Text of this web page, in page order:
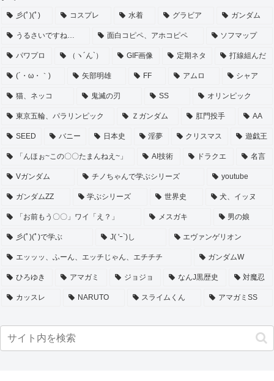
彡(ﾟ)(ﾟ) コスプレ 水着 グラビア ガンダム
うるさいですね… 面白コピペ、アホコピペ ソフマップ
パワプロ （ヽ´ん`） GIF画像 定期ネタ 打線組んだ
(´・ω・｀) 矢部明雄 FF アムロ シャア
猫、ネッコ 鬼滅の刃 SS オリンピック
東京五輪、パラリンピック Ｚガンダム 肛門投手 AA
SEED バニー 日本史 淫夢 クリスマス 遊戯王
「んほぉ~この〇〇たまんねえ~」 AI技術 ドラクエ 名言
Vガンダム チノちゃんで学ぶシリーズ youtube
ガンダムZZ 学ぶシリーズ 世界史 犬、イッヌ
「お前もう〇〇」ワイ「え？」 メスガキ 男の娘
彡(ﾟ)(ﾟ)で学ぶ J( 'ｰ`)し エヴァンゲリオン
エッッッ、ふーん、エッチじゃん、エチチチ ガンダムW
ひろゆき アマガミ ジョジョ なんJ黒歴史 対魔忍
カッスレ NARUTO スライムくん アマガミSS